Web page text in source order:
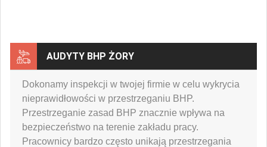
AUDYTY BHP ŻORY
Dokonamy inspekcji w twojej firmie w celu wykrycia
nieprawidłowości w przestrzeganiu BHP.
Przestrzeganie zasad BHP znacznie wpływa na
bezpieczeństwo na terenie zakładu pracy.
Pracownicy bardzo często unikają przestrzegania